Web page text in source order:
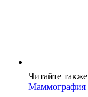
Читайте
Маммография